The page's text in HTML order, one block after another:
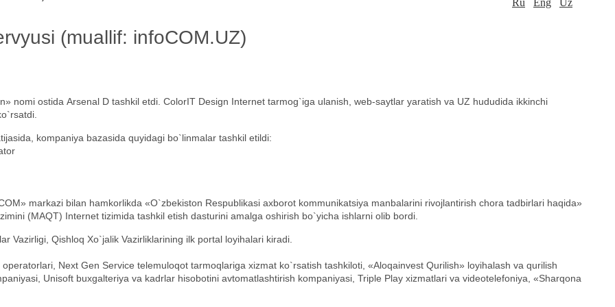
Ru Eng Uz
(muallif: infoCOM.UZ)
nomi ostida Arsenal D tashkil etdi. ColorIT Design Internet tarmog`iga ulanish, web-saytlar yaratish va UZ hududida ikkinchi
kompaniya bazasida quyidagi bo`linmalar tashkil etildi:
markazi bilan hamkorlikda «O`zbekiston Respublikasi axborot kommunikatsiya manbalarini rivojlantirish chora tadbirlari haqida»
(MAQT) Internet tizimida tashkil etish dasturini amalga oshirish bo`yicha ishlarni olib bordi.
Vazirligi, Qishloq Xo`jalik Vazirliklarining ilk portal loyihalari kiradi.
Next Gen Service telemuloqot tarmoqlariga xizmat ko`rsatish tashkiloti, «Aloqainvest Qurilish» loyihalash va qurilish
Unisoft buxgalteriya va kadrlar hisobotini avtomatlashtirish kompaniyasi, Triple Play xizmatlari va videotelefoniya, «Sharqona